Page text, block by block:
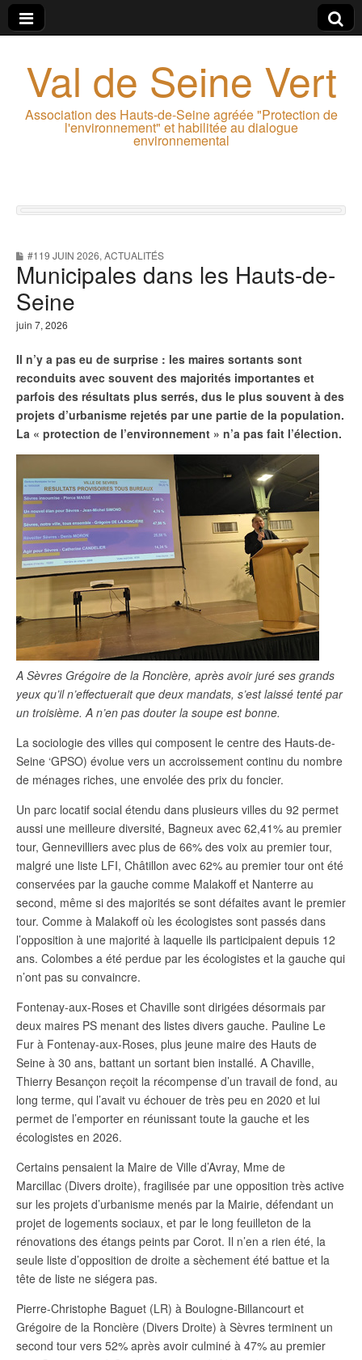
Val de Seine Vert
Association des Hauts-de-Seine agréée "Protection de
l'environnement" et habilitée au dialogue
environnemental
#119 JUIN 2026, ACTUALITÉS
Municipales dans les Hauts-de-
Seine
juin 7, 2026
Il n’y a pas eu de surprise : les maires sortants sont
reconduits avec souvent des majorités importantes et
parfois des résultats plus serrés, dus le plus souvent à des
projets d’urbanisme rejetés par une partie de la population.
La « protection de l’environnement » n’a pas fait l’élection.
A Sèvres Grégoire de la Roncière, après avoir juré ses grands
yeux qu’il n’effectuerait que deux mandats, s’est laissé tenté par
un troisième. A n’en pas douter la soupe est bonne.
La sociologie des villes qui composent le centre des Hauts-de-
Seine ‘GPSO) évolue vers un accroissement continu du nombre
de ménages riches, une envolée des prix du foncier.
Un parc locatif social étendu dans plusieurs villes du 92 permet
aussi une meilleure diversité, Bagneux avec 62,41% au premier
tour, Gennevilliers avec plus de 66% des voix au premier tour,
malgré une liste LFI, Châtillon avec 62% au premier tour ont été
conservées par la gauche comme Malakoff et Nanterre au
second, même si des majorités se sont défaites avant le premier
tour. Comme à Malakoff où les écologistes sont passés dans
l’opposition à une majorité à laquelle ils participaient depuis 12
ans. Colombes a été perdue par les écologistes et la gauche qui
n’ont pas su convaincre.
Fontenay-aux-Roses et Chaville sont dirigées désormais par
deux maires PS menant des listes divers gauche. Pauline Le
Fur à Fontenay-aux-Roses, plus jeune maire des Hauts de
Seine à 30 ans, battant un sortant bien installé. A Chaville,
Thierry Besançon reçoit la récompense d’un travail de fond, au
long terme, qui l’avait vu échouer de très peu en 2020 et lui
permet de l’emporter en réunissant toute la gauche et les
écologistes en 2026.
Certains pensaient la Maire de Ville d’Avray, Mme de
Marcillac (Divers droite), fragilisée par une opposition très active
sur les projets d’urbanisme menés par la Mairie, défendant un
projet de logements sociaux, et par le long feuilleton de la
rénovations des étangs peints par Corot. Il n’en a rien été, la
seule liste d’opposition de droite a sèchement été battue et la
tête de liste ne siégera pas.
Pierre-Christophe Baguet (LR) à Boulogne-Billancourt et
Grégoire de la Roncière (Divers Droite) à Sèvres terminent un
second tour vers 52% après avoir culminé à 47% au premier